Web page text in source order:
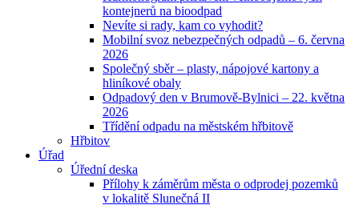
kontejnerů na bioodpad
Nevíte si rady, kam co vyhodit?
Mobilní svoz nebezpečných odpadů – 6. června
2026
Společný sběr – plasty, nápojové kartony a
hliníkové obaly
Odpadový den v Brumově-Bylnici – 22. května
2026
Třídění odpadu na městském hřbitově
Hřbitov
Úřad
Úřední deska
Přílohy k záměrům města o odprodej pozemků
v lokalitě Slunečná II